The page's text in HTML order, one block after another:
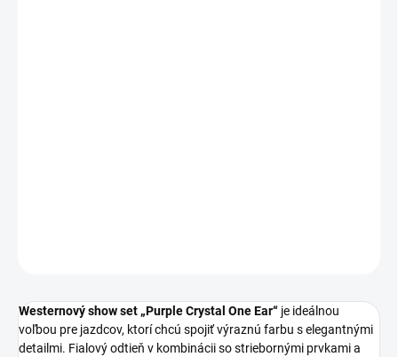
Westernový show set „Purple Crystal One Ear“ je ideálnou
voľbou pre jazdcov, ktorí chcú spojiť výraznú farbu s elegantnými
detailmi. Fialový odtieň v kombinácii so striebornými prvkami a